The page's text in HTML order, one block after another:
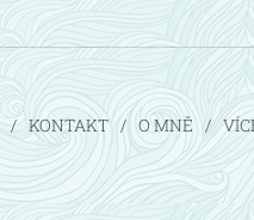
KONTAKT O MNĚ